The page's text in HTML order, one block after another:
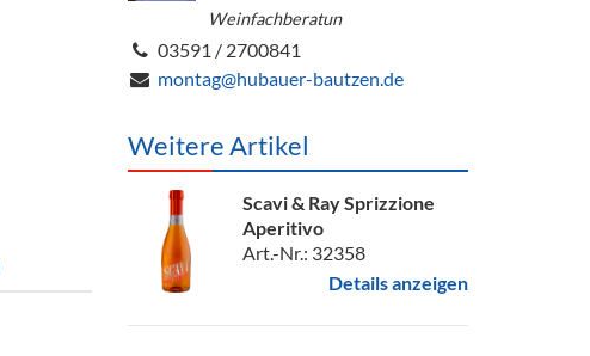
Weinfachberatun
03591 / 2700841
montag@hubauer-bautzen.de
Weitere Artikel
Scavi & Ray Sprizzione
Aperitivo
Art.-Nr.: 32358
Details anzeigen